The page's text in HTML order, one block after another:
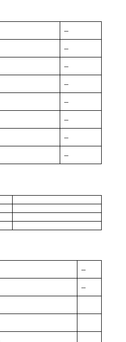
–
–
–
–
–
–
–
–
–
–